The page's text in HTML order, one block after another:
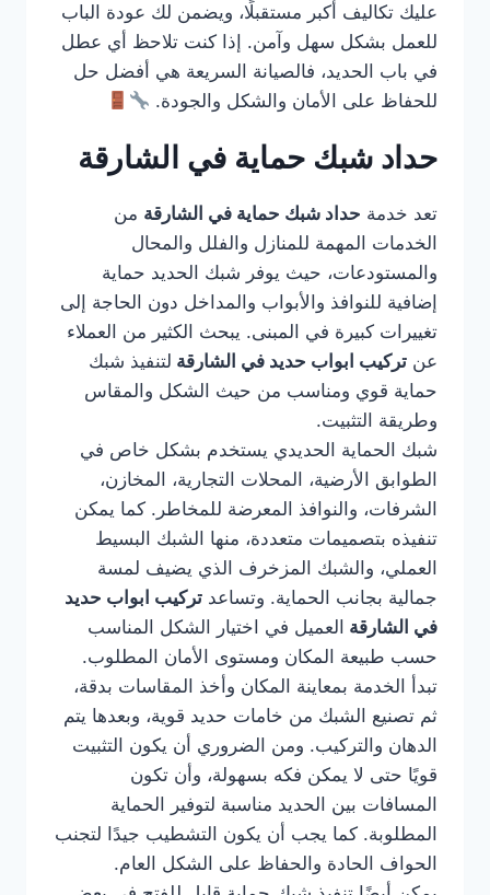
عليك تكاليف أكبر مستقبلًا، ويضمن لك عودة الباب
للعمل بشكل سهل وآمن. إذا كنت تلاحظ أي عطل
في باب الحديد، فالصيانة السريعة هي أفضل حل
للحفاظ على الأمان والشكل والجودة.
حداد شبك حماية في الشارقة
تعد خدمة حداد شبك حماية في الشارقة من
الخدمات المهمة للمنازل والفلل والمحال
والمستودعات، حيث يوفر شبك الحديد حماية
إضافية للنوافذ والأبواب والمداخل دون الحاجة إلى
تغييرات كبيرة في المبنى. يبحث الكثير من العملاء
عن تركيب ابواب حديد في الشارقة لتنفيذ شبك
حماية قوي ومناسب من حيث الشكل والمقاس
وطريقة التثبيت.
شبك الحماية الحديدي يستخدم بشكل خاص في
الطوابق الأرضية، المحلات التجارية، المخازن،
الشرفات، والنوافذ المعرضة للمخاطر. كما يمكن
تنفيذه بتصميمات متعددة، منها الشبك البسيط
العملي، والشبك المزخرف الذي يضيف لمسة
جمالية بجانب الحماية. وتساعد تركيب ابواب حديد
في الشارقة العميل في اختيار الشكل المناسب
حسب طبيعة المكان ومستوى الأمان المطلوب.
تبدأ الخدمة بمعاينة المكان وأخذ المقاسات بدقة،
ثم تصنيع الشبك من خامات حديد قوية، وبعدها يتم
الدهان والتركيب. ومن الضروري أن يكون التثبيت
قويًا حتى لا يمكن فكه بسهولة، وأن تكون
المسافات بين الحديد مناسبة لتوفير الحماية
المطلوبة. كما يجب أن يكون التشطيب جيدًا لتجنب
الحواف الحادة والحفاظ على الشكل العام.